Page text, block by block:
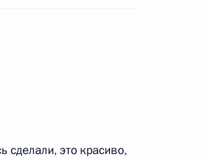
сделали, это красиво,